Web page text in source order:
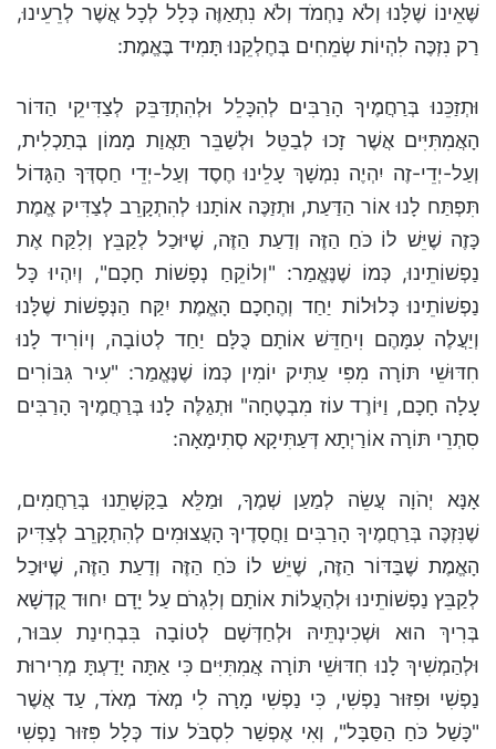
שֶּׁאֵינוֹ שֶׁלָּנוּ וְלֹא נַחְמֹד וְלֹא נִתְאַוֶּה כְּלָל לְכָל אֲשֶׁר לְרֵעֵינוּ,
רַק נִזְכֶּה לִהְיוֹת שְׂמֵחִים בְּחֶלְקֵנוּ תָּמִיד בֶּאֱמֶת:
וּתְזַכֵּנוּ בְּרַחֲמֶיךָ הָרַבִּים לְהִכָּלֵל וּלְהִתְדַּבֵּק לְצַדִּיקֵי הַדּוֹר
הָאֲמִתִּיִּים אֲשֶׁר זָכוּ לְבַטֵּל וּלְשַׁבֵּר תַּאֲוַת מָמוֹן בְּתַכְלִית,
וְעַל-יְדֵי-זֶה יִהְיֶה נִמְשָׁךְ עָלֵינוּ חֶסֶד וְעַל-יְדֵי חַסְדְּךָ הַגָּדוֹל
תִּפְתַּח לָנוּ אוֹר הַדַּעַת, וּתְזַכֶּה אוֹתָנוּ לְהִתְקָרֵב לְצַדִּיק אֱמֶת
כָּזֶה שֶׁיֵּשׁ לוֹ כֹּחַ הַזֶּה וְדַעַת הַזֶּה, שֶׁיּוּכַל לְקַבֵּץ וְלִקַּח אֶת
נַפְשׁוֹתֵינוּ, כְּמוֹ שֶׁנֶּאֱמַר: "וְלוֹקֵחַ נְפָשׁוֹת חָכָם", וְיִהְיוּ כָּל
נַפְשׁוֹתֵינוּ כְּלוּלוֹת יַחַד וְהֶחָכָם הָאֱמֶת יִקַּח הַנְּפָשׁוֹת שֶׁלָּנוּ
וְיַעֲלֶה עִמָּהֶם וִיחַדֵּשׁ אוֹתָם כֻּלָּם יַחַד לְטוֹבָה, וְיוֹרִיד לָנוּ
חִדּוּשֵׁי תּוֹרָה מִפִּי עַתִּיק יוֹמִין כְּמוֹ שֶׁנֶּאֱמַר: "עִיר גִּבּוֹרִים
עָלָה חָכָם, וַיּוֹרֶד עוֹז מִבְטֶחָה" וּתְגַלֶּה לָנוּ בְּרַחֲמֶיךָ הָרַבִּים
סִתְרֵי תּוֹרָה אוֹרַיְתָא דְּעַתִּיקָא סְתִימָאָה:
אָנָּא יְהֹוָה עֲשֵׂה לְמַעַן שְׁמֶךָ, וּמַלֵּא בַקָּשָׁתֵנוּ בְּרַחֲמִים,
שֶׁנִּזְכֶּה בְּרַחֲמֶיךָ הָרַבִּים וַחֲסָדֶיךָ הָעֲצוּמִים לְהִתְקָרֵב לְצַדִּיק
הָאֱמֶת שֶׁבַּדּוֹר הַזֶּה, שֶׁיֵּשׁ לוֹ כֹּחַ הַזֶּה וְדַעַת הַזֶּה, שֶׁיּוּכַל
לְקַבֵּץ נַפְשׁוֹתֵינוּ וּלְהַעֲלוֹת אוֹתָם וְלִגְרֹם עַל יָדָם יִחוּד קֻדְשָׁא
בְּרִיךְ הוּא וּשְׁכִינְתֵּיהּ וּלְחַדְּשָׁם לְטוֹבָה בִּבְחִינַת עִבּוּר,
וּלְהַמְשִׁיךְ לָנוּ חִדּוּשֵׁי תּוֹרָה אֲמִתִּיִּים כִּי אַתָּה יָדַעְתָּ מְרִירוּת
נַפְשִׁי וּפִזּוּר נַפְשִׁי, כִּי נַפְשִׁי מָרָה לִי מְאֹד מְאֹד, עַד אֲשֶׁר
"כָּשַׁל כֹּחַ הַסַּבָּל", וְאִי אֶפְשַׁר לִסְבֹּל עוֹד כְּלָל פִּזּוּר נַפְשִׁי